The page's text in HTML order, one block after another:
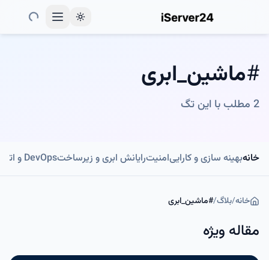
Toggle theme
#ماشین_ابری
2 مطلب با این تگ
خانهبهینه سازی و کاراییامنیترایانش ابری و زیرساختDevOps و اتوماسیون
خانه/بلاگ/
#ماشین_ابری
مقاله ویژه